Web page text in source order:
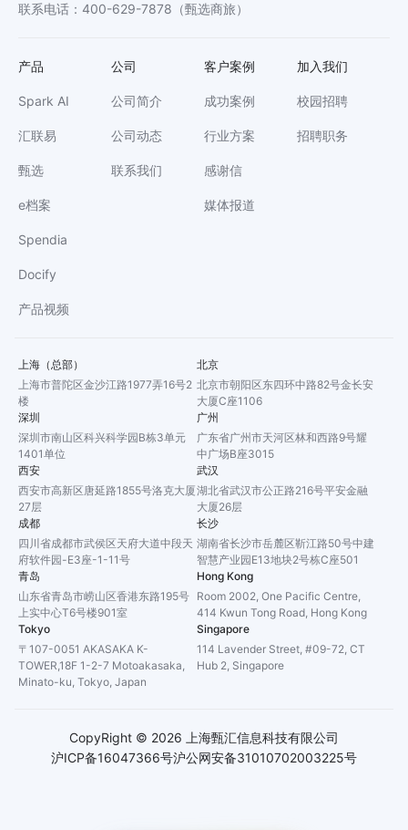
联系电话 ： 400-629-7878 （甄选商旅）
产品
Spark AI
汇联易
甄选
e档案
Spendia
Docify
产品视频
公司
公司简介
公司动态
联系我们
客户案例
成功案例
行业方案
感谢信
媒体报道
加入我们
校园招聘
招聘职务
上海（总部）
上海市普陀区金沙江路1977弄16号2
楼
北京
北京市朝阳区东四环中路82号金长安
大厦C座1106
深圳
深圳市南山区科兴科学园B栋3单元
1401单位
广州
广东省广州市天河区林和西路9号耀
中广场B座3015
西安
西安市高新区唐延路1855号洛克大厦
27层
武汉
湖北省武汉市公正路216号平安金融
大厦26层
成都
四川省成都市武侯区天府大道中段天
府软件园-E3座-1-11号
长沙
湖南省长沙市岳麓区靳江路50号中建
智慧产业园E13地块2号栋C座501
青岛
山东省青岛市崂山区香港东路195号
上实中心T6号楼901室
Hong Kong
Room 2002, One Pacific Centre,
414 Kwun Tong Road, Hong Kong
Tokyo
〒107-0051 AKASAKA K-
TOWER,18F 1-2-7 Motoakasaka,
Minato-ku, Tokyo, Japan
Singapore
114 Lavender Street, #09-72, CT
Hub 2, Singapore
沪ICP备16047366号沪公网安备31010702003225号
CopyRight © 2026 上海甄汇信息科技有限公司